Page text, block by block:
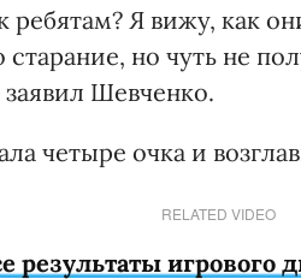
ребятам? Я вижу, как
но чуть не
Шевченко.
четыре очка и
RELATED VIDEO
результаты игрового